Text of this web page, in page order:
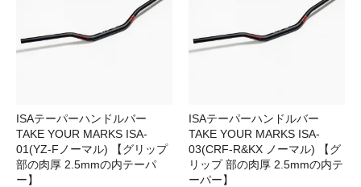
ISAテーパーハンドルバー
TAKE YOUR MARKS ISA-
01(YZ-Fノーマル) 【グリップ
部の肉厚 2.5mmの内テーパ
ー】
ISAテーパーハンドルバー
TAKE YOUR MARKS ISA-
03(CRF-R&KX ノーマル) 【グ
リップ 部の肉厚 2.5mmの内テ
ーパー】